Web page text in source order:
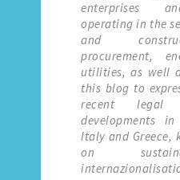
enterprises
operating in the
and
procurement,
utilities, as well
this blog to
recent legal
developments
Italy and Greece,
on